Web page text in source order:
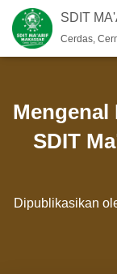
SDIT
Cerdas,
Mengenal
SDIT
Dipublikasikan